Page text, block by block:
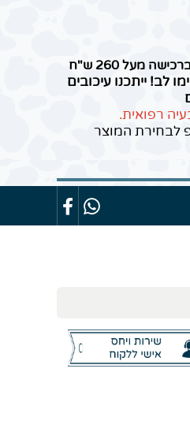
מעל 260 ש"ח
ייתכנו עיכובים
רפואית.
לבחירת המוצר